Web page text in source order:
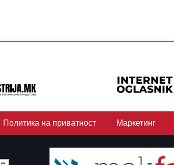
Политика на приватност Маркетинг